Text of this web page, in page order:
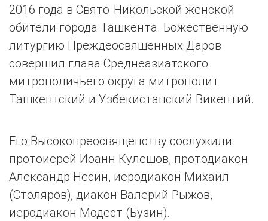
2016 года в Свято-Никольской женской
обители города Ташкента. Божественную
литургию Преждеосвященных Даров
совершил глава Среднеазиатского
митрополичьего округа митрополит
Ташкентский и Узбекистанский Викентий.
Его Высокопреосвященству сослужили:
протоиерей Иоанн Кулешов, протодиакон
Александр Несин, иеродиакон Михаил
(Столяров), диакон Валерий Рыжов,
иеродиакон Модест (Бузин).